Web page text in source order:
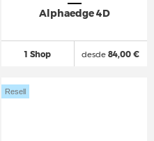
Alphaedge 4D
1 Shop desde 84,00 €
Resell